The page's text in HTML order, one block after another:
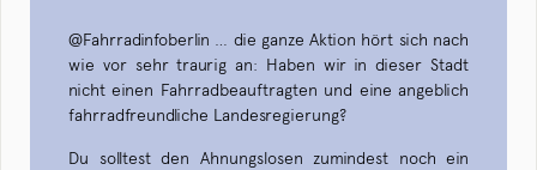
@Fahrradinfoberlin … die ganze Aktion hört sich nach
wie vor sehr traurig an: Haben wir in dieser Stadt
nicht einen Fahrradbeauftragten und eine angeblich
fahrradfreundliche Landesregierung?
Du solltest den Ahnungslosen zumindest noch ein